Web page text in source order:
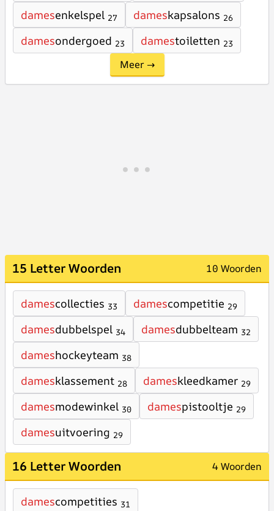
damesenkelspel 27 dameskapsalons 26
damesondergoed 23 damestoiletten 23
Meer →
15 Letter Woorden 10 Woorden
damescollecties 33 damescompetitie 29
damesdubbelspel 34 damesdubbelteam 32
dameshockeyteam 38
damesklassement 28 dameskleedkamer 29
damesmodewinkel 30 damespistooltje 29
damesuitvoering 29
16 Letter Woorden 4 Woorden
damescompetities 31